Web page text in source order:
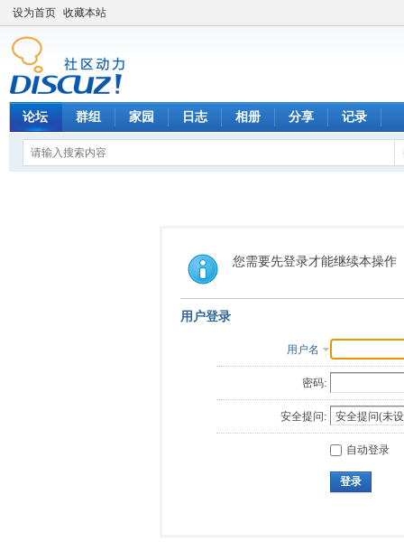
设为首页 收藏本站
论坛 群组 家园 日志 相册 分享 记录
您需要先登录才能继续本操作
用户登录
用户名
密码:
安全提问:
自动登录
登录